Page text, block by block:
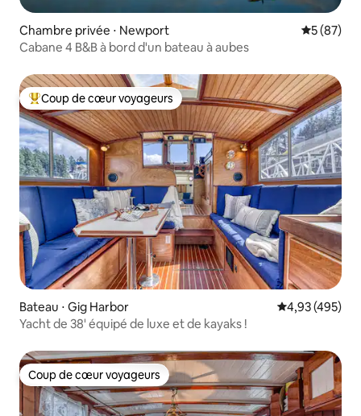
Chambre privée ⋅ Newport
5 (87)
Cabane 4 B&B à bord d'un bateau à aubes
Coups de cœur voyageurs les plus appréciés
Coup de cœur voyageurs
Bateau ⋅ Gig Harbor Évaluation
4,93 (495)
Yacht de 38' équipé de luxe et de kayaks !
Coup de cœur voyageurs
Coup de cœur voyageurs